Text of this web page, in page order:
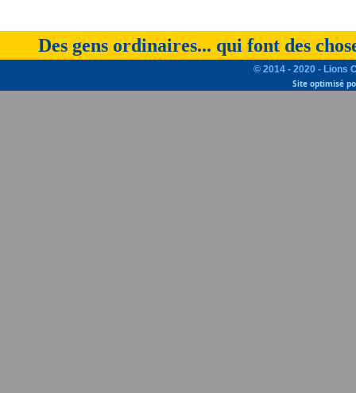
Des gens ordinaires... qui font des
© 2014 - 2020 - Lions
Site optimisé